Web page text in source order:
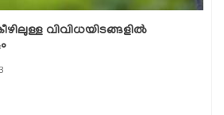
വിവിധയിടങ്ങളിൽ